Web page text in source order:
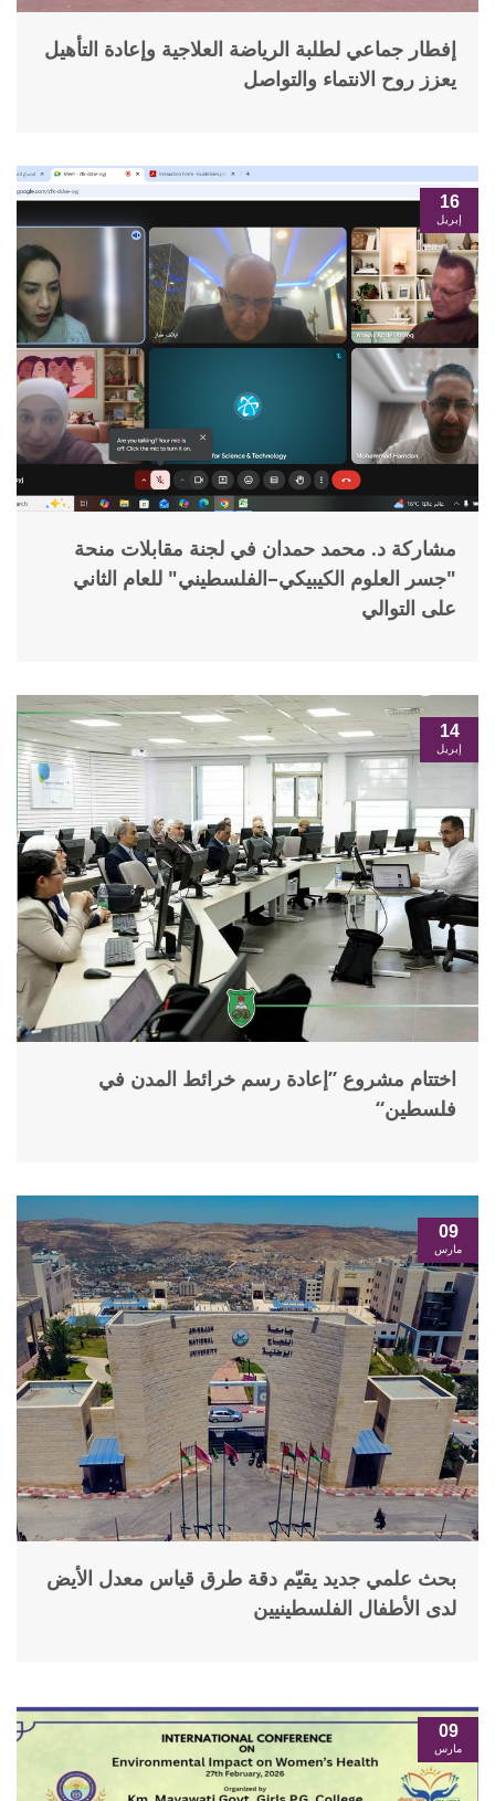
إفطار جماعي لطلبة الرياضة العلاجية وإعادة التأهيل
يعزز روح الانتماء والتواصل
16
إبريل
مشاركة د. محمد حمدان في لجنة مقابلات منحة
"جسر العلوم الكيبيكي–الفلسطيني" للعام الثاني
على التوالي
14
إبريل
اختتام مشروع ”إعادة رسم خرائط المدن في
فلسطين“
09
مارس
بحث علمي جديد يقيّم دقة طرق قياس معدل الأيض
لدى الأطفال الفلسطينيين
09
مارس